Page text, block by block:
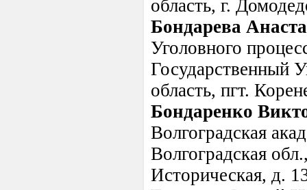
область, г.
Бондарева
Уголовного
Государственный
область, пгт.
Бондаренко
Волгоградская
Волгоградская
Историческая, д.